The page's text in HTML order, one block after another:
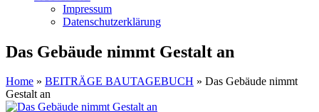
Impressum
Datenschutzerklärung
Das Gebäude nimmt Gestalt an
Home » BEITRÄGE BAUTAGEBUCH » Das Gebäude nimmt
Gestalt an